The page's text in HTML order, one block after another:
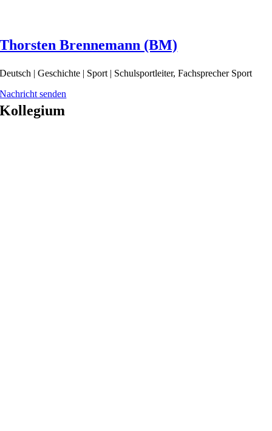
Thorsten Brennemann (BM)
Deutsch | Geschichte | Sport | Schulsportleiter, Fachsprecher Sport
Nachricht senden
Kollegium